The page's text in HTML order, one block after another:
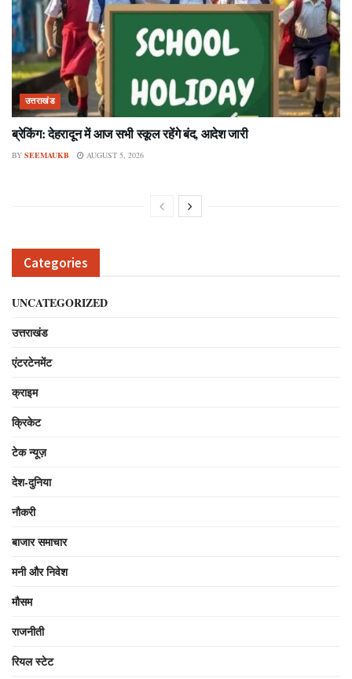
उत्तराखंड
ब्रेकिंग: देहरादून में आज सभी स्कूल रहेंगे बंद, आदेश जारी
BY SEEMAUKB AUGUST 5, 2026
Categories
UNCATEGORIZED
उत्तराखंड
एंटरटेनमेंट
क्राइम
क्रिकेट
टेक न्यूज़
देश-दुनिया
नौकरी
बाजार समाचार
मनी और निवेश
मौसम
राजनीती
रियल स्टेट